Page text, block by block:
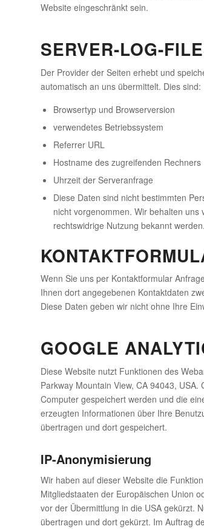
Website eingeschränkt sein.
SERVER-LOG-
Der Provider der Seiten erhebt und
automatisch an uns übermittelt. Dies sind:
Browsertyp und Browserversion
verwendetes Betriebssystem
Referrer URL
Hostname des zugreifenden Rechners
Uhrzeit der Serveranfrage
Diese Daten sind nicht bestimmten
nicht vorgenommen. Wir behalten
rechtswidrige Nutzung bekannt werden.
Wenn Sie uns per Kontaktformular
Ihnen dort angegebenen Kontaktdaten
Diese Daten geben wir nicht ohne Ihre
GOOGLE
Diese Website nutzt Funktionen des
Parkway Mountain View, CA 94043,
Computer gespeichert werden und die
erzeugten Informationen über Ihre
übertragen und dort gespeichert.
IP-Anonymisierung
Wir haben auf dieser Website die
Mitgliedstaaten der Europäischen Union
vor der Übermittlung in die USA gekürzt.
übertragen und dort gekürzt. Im Auftrag